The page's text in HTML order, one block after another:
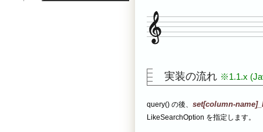
実装の流れ ※1.1.x
query() の後、 set[column-
LikeSearchOption を指定します。